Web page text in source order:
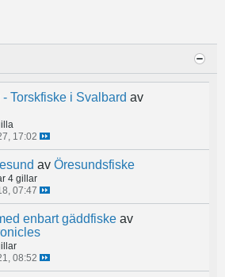
Torskfiske i Svalbard av
17:02
av Öresundsfiske
4 gillar
07:47
enbart gäddfiske av
08:52